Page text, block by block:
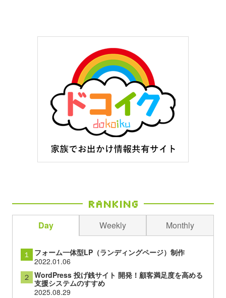
Ranking
Day Weekly Monthly
１ フォーム一体型LP（ランディングページ）制作
2022.01.06
２ WordPress 投げ銭サイト 開発！顧客満足度を高める
支援システムのすすめ
2025.08.29